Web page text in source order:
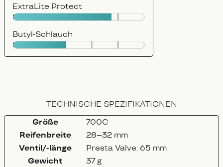
ExtraLite Protect
Butyl-Schlauch
TECHNISCHE SPEZIFIKATIONEN
Größe
700C
Reifenbreite
28–32 mm
Ventil/-länge
Presta Valve: 65 mm
Gewicht
37 g